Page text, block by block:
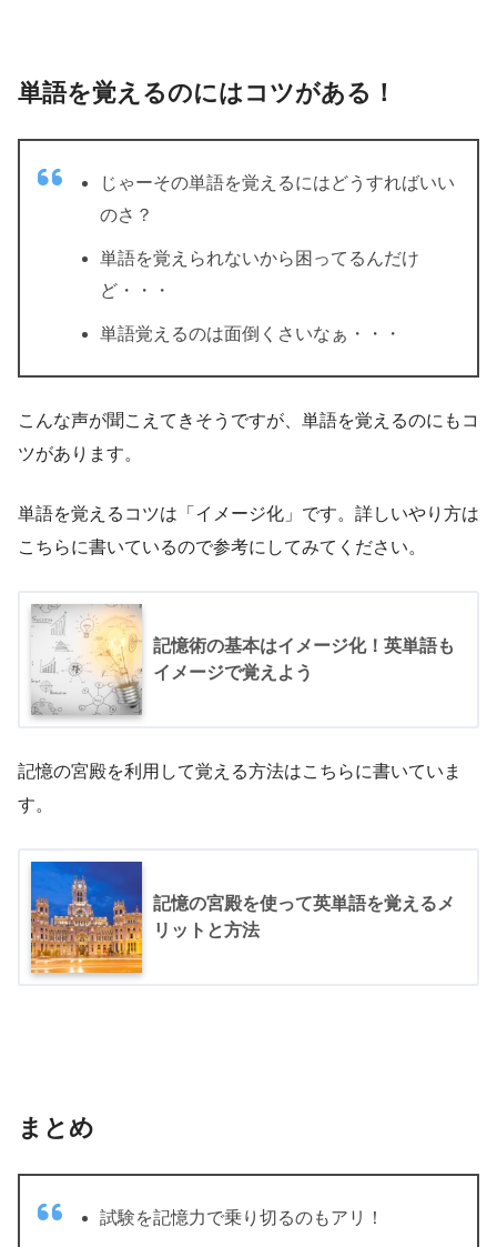
単語を覚えるのにはコツがある！
じゃーその単語を覚えるにはどうすればいい
のさ？
単語を覚えられないから困ってるんだけ
ど・・・
単語覚えるのは面倒くさいなぁ・・・
こんな声が聞こえてきそうですが、単語を覚えるのにもコ
ツがあります。
単語を覚えるコツは「イメージ化」です。詳しいやり方は
こちらに書いているので参考にしてみてください。
記憶術の基本はイメージ化！英単語も
イメージで覚えよう
記憶の宮殿を利用して覚える方法はこちらに書いていま
す。
記憶の宮殿を使って英単語を覚えるメ
リットと方法
まとめ
試験を記憶力で乗り切るのもアリ！